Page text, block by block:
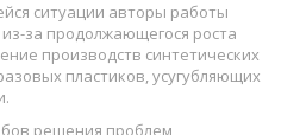
ситуации авторы работы
за продолжающегося роста
производств синтетических
пластиков, усугубляющих
решения проблем